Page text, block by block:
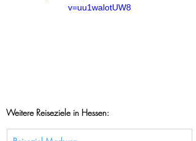
v=uu1walotUW8
Weitere Reiseziele in Hessen: